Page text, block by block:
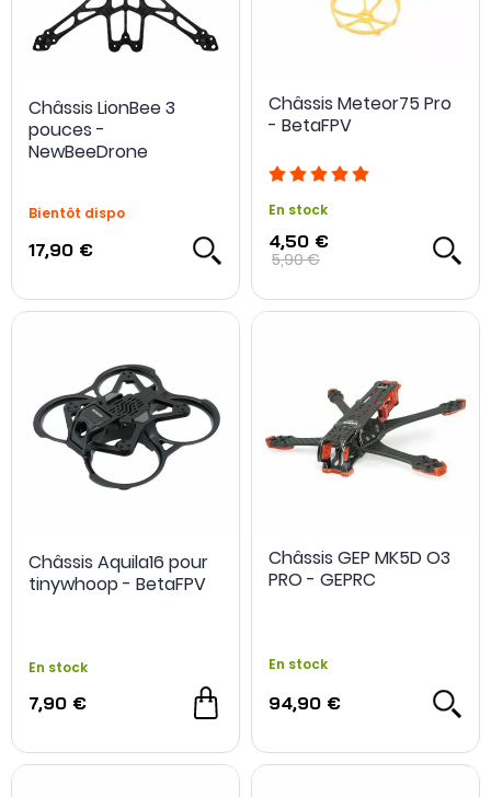
Châssis LionBee 3
pouces -
NewBeeDrone
Bientôt dispo
17,90 €
Châssis Meteor75 Pro
- BetaFPV
En stock
4,50 €
5,90 €
Châssis Aquila16 pour
tinywhoop - BetaFPV
En stock
7,90 €
Châssis GEP MK5D O3
PRO - GEPRC
En stock
94,90 €